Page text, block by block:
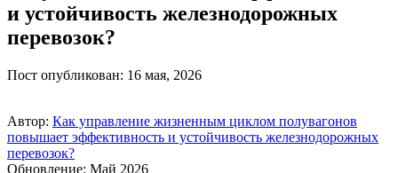
и устойчивость железнодорожных
перевозок?
Пост опубликован: 16 мая, 2026
Автор: Как управление жизненным циклом полувагонов
повышает эффективность и устойчивость железнодорожных
перевозок?
Обновление: Май 2026